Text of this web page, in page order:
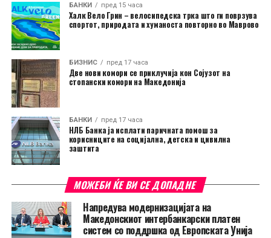
БАНКИ пред 15 часа
Халк Вело Грин – велосипедска трка што ги поврзува
спортот, природата и хуманоста повторно во Маврово
БИЗНИС пред 17 часа
Две нови комори се приклучија кон Сојузот на
стопански комори на Македонија
БАНКИ пред 17 часа
НЛБ Банка ја исплати паричната помош за
корисниците на социјална, детска и цивилна
заштита
МОЖЕБИ ЌЕ ВИ СЕ ДОПАДНЕ
Напредува модернизацијата на
Македонскиот интербанкарски платен
систем со поддршка од Европската Унија